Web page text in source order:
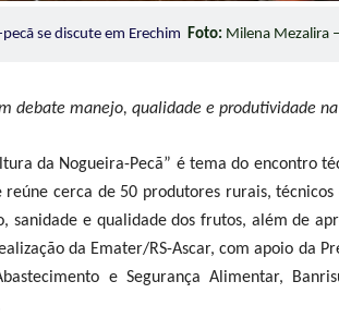
se discute em Erechim Foto: Milena Mezalira
debate manejo, qualidade e produtividade
da Nogueira-Pecã” é tema do encontro
reúne cerca de 50 produtores rurais,
sanidade e qualidade dos frutos, além de
da Emater/RS-Ascar, com apoio da
e Segurança Alimentar,